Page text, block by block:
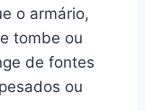
o armário,
tombe ou
de fontes
ou